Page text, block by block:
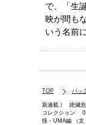
で、「生
映が間も
いう名前
TOP バッ
新連載！ 絶滅危
コレクション
怪・UMA編 （文